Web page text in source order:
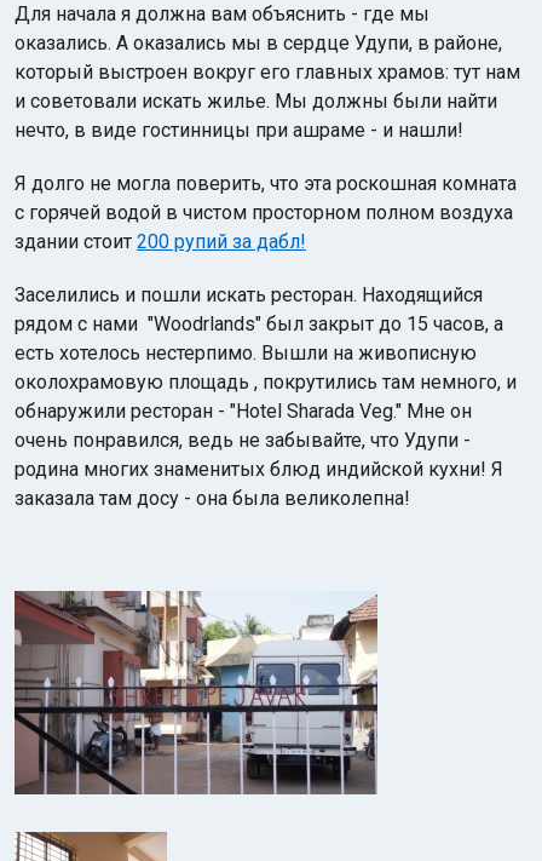
Для начала я должна вам объяснить - где мы
оказались. А оказались мы в сердце Удупи, в районе,
который выстроен вокруг его главных храмов: тут нам
и советовали искать жилье. Мы должны были найти
нечто, в виде гостинницы при ашраме - и нашли!
Я долго не могла поверить, что эта роскошная комната
с горячей водой в чистом просторном полном воздуха
здании стоит 200 рупий за дабл!
Заселились и пошли искать ресторан. Находящийся
рядом с нами "Woodrlands" был закрыт до 15 часов, а
есть хотелось нестерпимо. Вышли на живописную
околохрамовую площадь , покрутились там немного, и
обнаружили ресторан - "Hotel Sharada Veg." Мне он
очень понравился, ведь не забывайте, что Удупи -
родина многих знаменитых блюд индийской кухни! Я
заказала там досу - она была великолепна!